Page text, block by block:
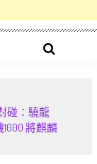
碰：驍龍
將麒麟